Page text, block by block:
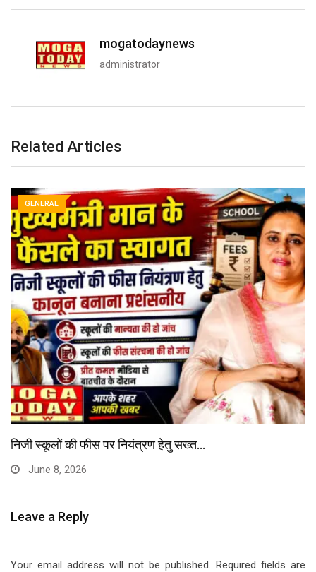
mogatodaynews
administrator
Related Articles
GENERAL
निजी स्कूलों की फीस पर नियंत्रण हेतु सख्त…
June 8, 2026
Leave a Reply
Your email address will not be published.
Required fields are